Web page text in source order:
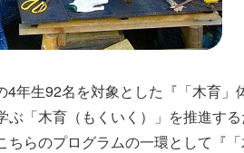
年生92名を対象とした『「木育
「木育（もくいく）」を推進す
らのプログラムの一環として『